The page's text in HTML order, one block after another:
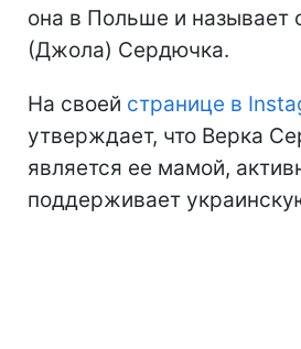
она в Польше и называет
(Джола) Сердючка.
На своей странице в
утверждает, что Верка
является ее мамой,
поддерживает